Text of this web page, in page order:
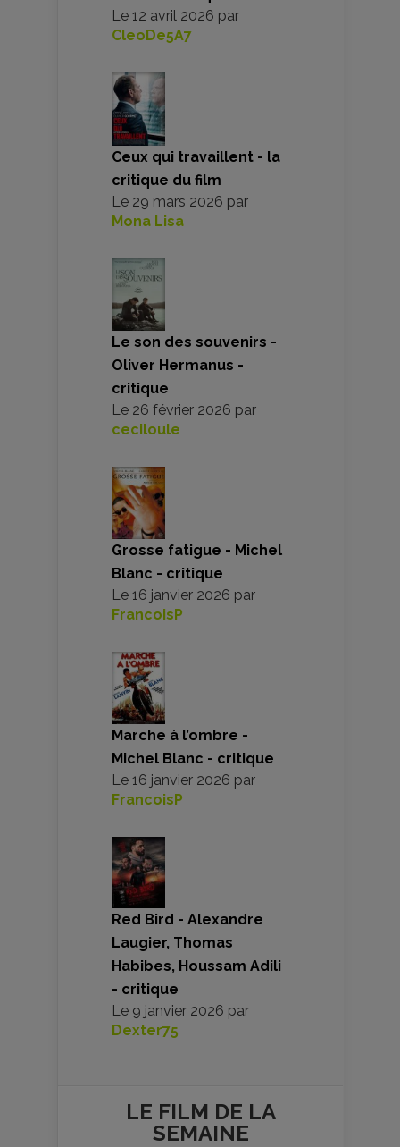
Le 12 avril 2026 par
CleoDe5A7
Ceux qui travaillent - la
critique du film
Le 29 mars 2026 par
Mona Lisa
Le son des souvenirs -
Oliver Hermanus -
critique
Le 26 février 2026 par
ceciloule
Grosse fatigue - Michel
Blanc - critique
Le 16 janvier 2026 par
FrancoisP
Marche à l’ombre -
Michel Blanc - critique
Le 16 janvier 2026 par
FrancoisP
Red Bird - Alexandre
Laugier, Thomas
Habibes, Houssam Adili
- critique
Le 9 janvier 2026 par
Dexter75
LE FILM DE LA
SEMAINE